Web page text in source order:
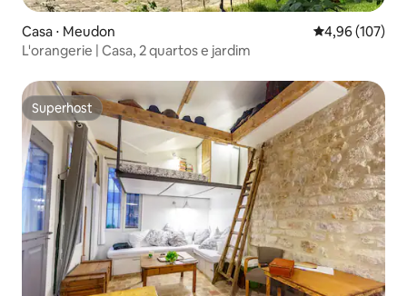
Casa ⋅ Meudon 4,96 de uma
4,96 (107)
L'orangerie | Casa, 2 quartos e jardim
Superhost
Superhost